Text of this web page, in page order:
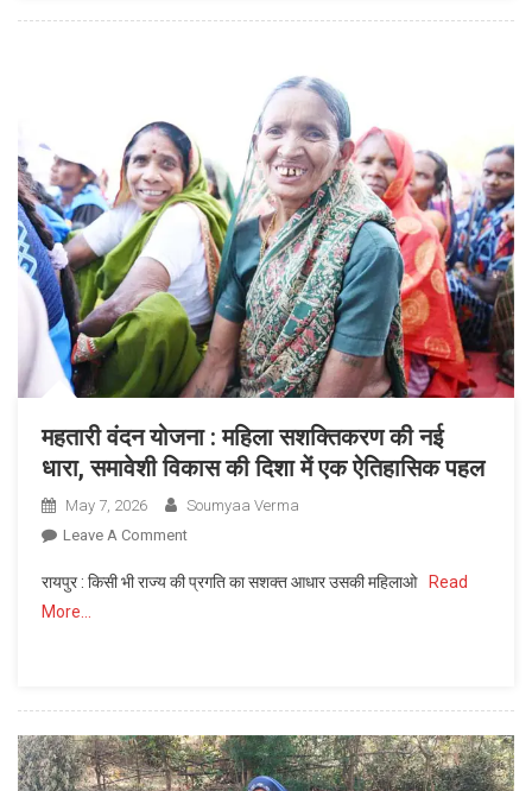
मिला
किसानों
को
आर्थिक
संबल
महतारी वंदन योजना : महिला सशक्तिकरण की नई
धारा, समावेशी विकास की दिशा में एक ऐतिहासिक पहल
May 7, 2026
Soumyaa Verma
Leave A CommentOn
वंदन
नई
धारा,
रायपुर : किसी भी राज्य की प्रगति का सशक्त आधार उसकी महिलाओ
Read
More…